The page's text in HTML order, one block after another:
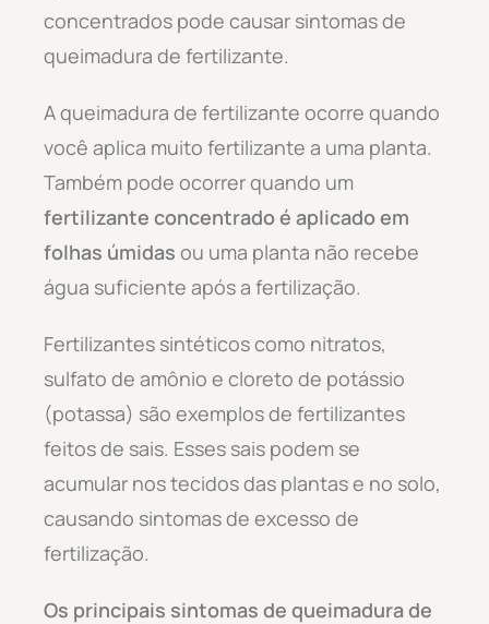
concentrados pode causar sintomas de
queimadura de fertilizante.
A queimadura de fertilizante ocorre quando
você aplica muito fertilizante a uma planta.
Também pode ocorrer quando um
fertilizante concentrado é aplicado em
folhas úmidas ou uma planta não recebe
água suficiente após a fertilização.
Fertilizantes sintéticos como nitratos,
sulfato de amônio e cloreto de potássio
(potassa) são exemplos de fertilizantes
feitos de sais. Esses sais podem se
acumular nos tecidos das plantas e no solo,
causando sintomas de excesso de
fertilização.
Os principais sintomas de queimadura de